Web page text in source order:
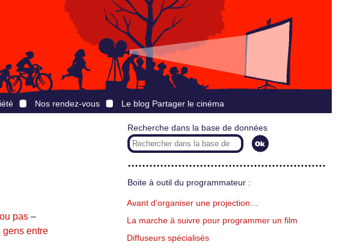
Nos rendez-vous Le blog Partager le cinéma
pas –
gens entre
Recherche dans la base de données
Boite à outil du programmateur :
Avant d’organiser une projection…
La marche à suivre pour programmer un film
Diffuseurs spécialisés